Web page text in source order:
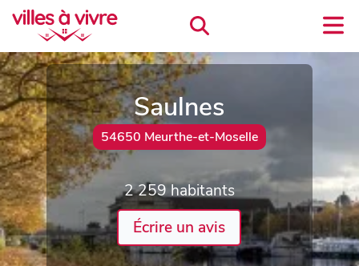
Saulnes
54650 Meurthe-et-Moselle
2 259 habitants
Écrire un avis